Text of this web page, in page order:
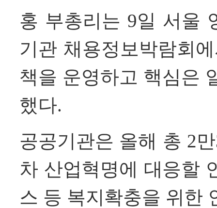
홍 부총리는 9일 서울
기관 채용정보박람회
책을 운영하고 핵심은
했다.
공공기관은 올해 총 2
차 산업혁명에 대응할
스 등 복지확충을 위한